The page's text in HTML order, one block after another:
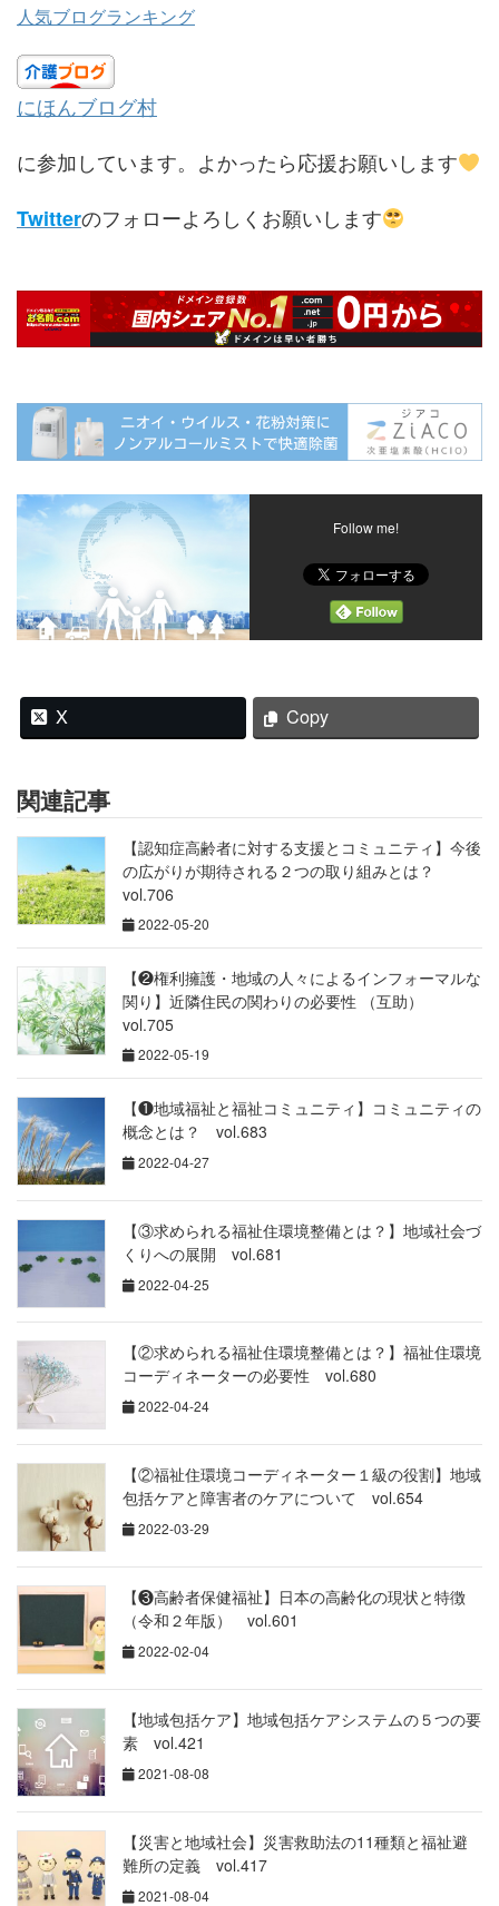
人気ブログランキング
にほんブログ村
に参加しています。よかったら応援お願いします
Twitterのフォローよろしくお願いします
Follow me!
X Copy
関連記事
【認知症高齢者に対する支援とコミュニティ】今後
の広がりが期待される２つの取り組みとは？
vol.706
2022-05-20
【❷権利擁護・地域の人々によるインフォーマルな
関り】近隣住民の関わりの必要性 （互助）
vol.705
2022-05-19
【❶地域福祉と福祉コミュニティ】コミュニティの
概念とは？ vol.683
2022-04-27
【③求められる福祉住環境整備とは？】地域社会づ
くりへの展開 vol.681
2022-04-25
【②求められる福祉住環境整備とは？】福祉住環境
コーディネーターの必要性 vol.680
2022-04-24
【②福祉住環境コーディネーター１級の役割】地域
包括ケアと障害者のケアについて vol.654
2022-03-29
【❸高齢者保健福祉】日本の高齢化の現状と特徴
（令和２年版） vol.601
2022-02-04
【地域包括ケア】地域包括ケアシステムの５つの要
素 vol.421
2021-08-08
【災害と地域社会】災害救助法の11種類と福祉避
難所の定義 vol.417
2021-08-04